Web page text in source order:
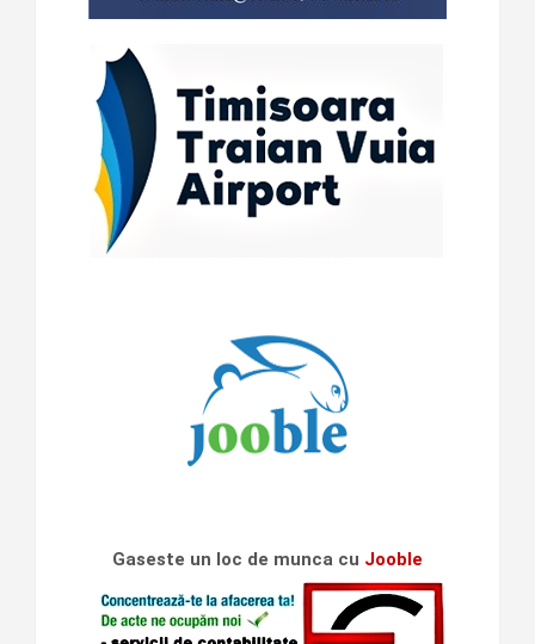
Gaseste un loc de munca cu Jooble